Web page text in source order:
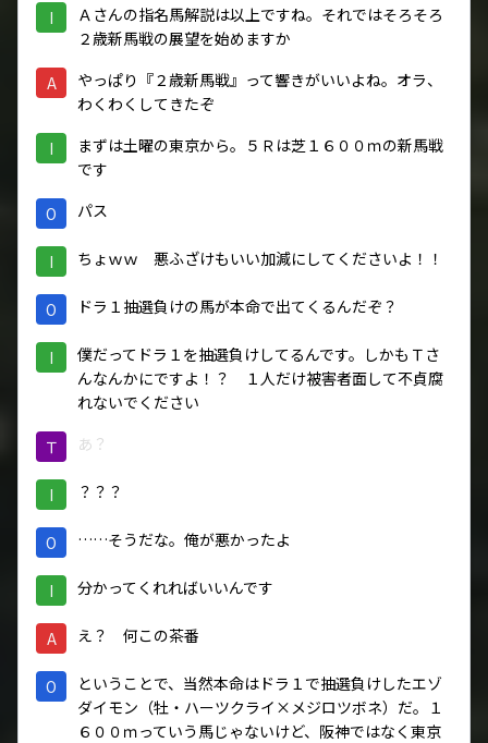
I
Ａさんの指名馬解説は以上ですね。それではそろそろ
２歳新馬戦の展望を始めますか
A
やっぱり『２歳新馬戦』って響きがいいよね。オラ、
わくわくしてきたぞ
I
まずは土曜の東京から。５Ｒは芝１６００ｍの新馬戦
です
O パス
I ちょｗｗ 悪ふざけもいい加減にしてくださいよ！！
O ドラ１抽選負けの馬が本命で出てくるんだぞ？
I
僕だってドラ１を抽選負けしてるんです。しかもＴさ
んなんかにですよ！？ １人だけ被害者面して不貞腐
れないでください
Ｔ あ？
I ？？？
O ……そうだな。俺が悪かったよ
I 分かってくれればいいんです
A え？ 何この茶番
O
ということで、当然本命はドラ１で抽選負けしたエゾ
ダイモン（牡・ハーツクライ×メジロツボネ）だ。１
６００ｍっていう馬じゃないけど、阪神ではなく東京